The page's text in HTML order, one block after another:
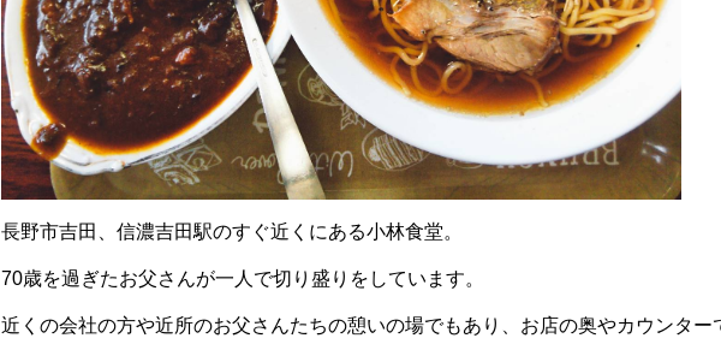
長野市吉田、信濃吉田駅のすぐ近くにある小林食堂。
70歳を過ぎたお父さんが一人で切り盛りをしています。
近くの会社の方や近所のお父さんたちの憩いの場でもあり、お店の奥やカウンタ